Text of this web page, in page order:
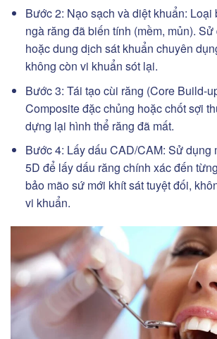
Bước 2: Nạo sạch và diệt khuẩn: Loại
ngà răng đã biến tính (mềm, mủn).
hoặc dung dịch sát khuẩn chuyên
không còn vi khuẩn sót lại.
Bước 3: Tái tạo cùi răng (Core Build-
Composite đặc chủng hoặc chốt sợi
dựng lại hình thể răng đã mất.
Bước 4: Lấy dấu CAD/CAM: Sử dụng
5D để lấy dấu răng chính xác đến
bảo mão sứ mới khít sát tuyệt đối,
vi khuẩn.